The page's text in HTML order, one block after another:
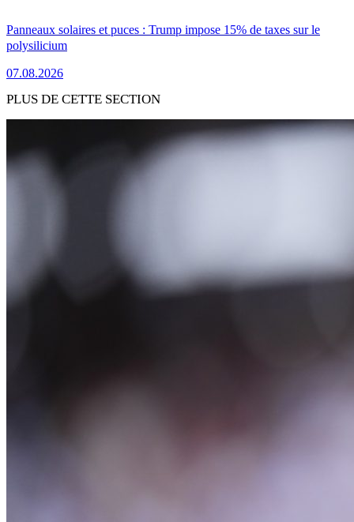
Panneaux solaires et puces : Trump impose 15% de taxes sur le
polysilicium
07.08.2026
PLUS DE CETTE SECTION